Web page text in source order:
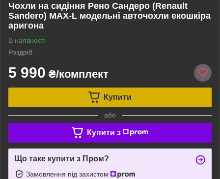
Чохли на сидіння Рено Сандеро (Renault
Sandero) MAX-L модельні авточохли екошкіра
аригона
В наявності
Роздріб
5 990 ₴/комплект
Купити
або
Купити з
Що таке купити з Пром?
Замовлення під захистом